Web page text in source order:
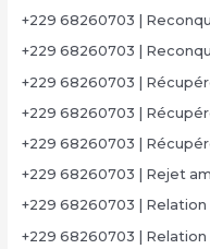
+229 68260703 |
+229 68260703 |
+229 68260703 |
+229 68260703 |
+229 68260703 |
+229 68260703 | Rejet
+229 68260703 |
+229 68260703 | Relation